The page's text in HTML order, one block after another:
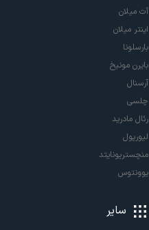
آث میلان
اینتر میلان
بارسلونا
بایرن مونیخ
آرسنال
چلسی
رئال مادرید
لیورپول
منچستریونایتد
یوونتوس
سایر